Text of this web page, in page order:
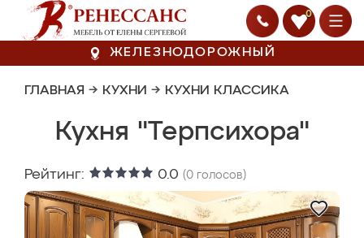
0
ЖЕЛЕЗНОДОРОЖНЫЙ
ГЛАВНАЯ → КУХНИ → КУХНИ КЛАССИКА
Кухня "Терпсихора"
Рейтинг: 0.0 (0 голосов)